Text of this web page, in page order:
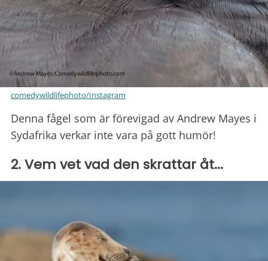
comedywildlifephoto/Instagram
Denna fågel som är förevigad av Andrew Mayes i
Sydafrika verkar inte vara på gott humör!
2. Vem vet vad den skrattar åt...